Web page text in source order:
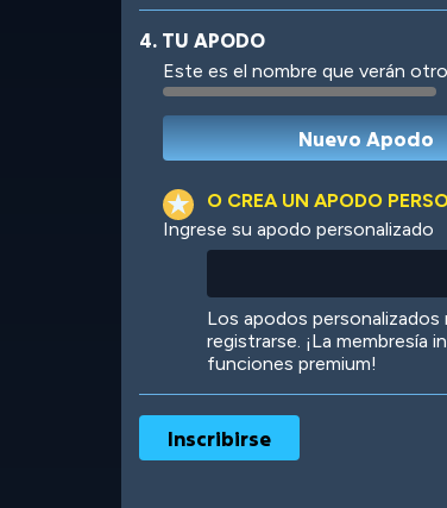
Robotic
Ooh! Aah!
4. TU APODO
Este es el nombre que verán
O CREA UN APODO
Ingrese su apodo personalizado
Los apodos personalizados
registrarse. ¡La membresía
funciones premium!